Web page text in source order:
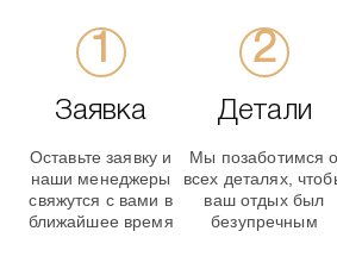
Заявка
Оставьте заявку и
наши менеджеры
свяжутся с вами в
ближайшее время
Детали
Мы позаботимся о
всех деталях,
ваш отдых был
безупречным